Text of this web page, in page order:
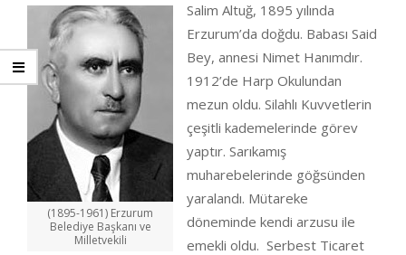
(1895-1961) Erzurum
Belediye Başkanı ve
Milletvekili
Salim Altuğ, 1895 yılında
Erzurum’da doğdu. Babası Said
Bey, annesi Nimet Hanımdır.
1912’de Harp Okulundan
mezun oldu. Silahlı Kuvvetlerin
çeşitli kademelerinde görev
yaptır. Sarıkamış
muharebelerinde göğsünden
yaralandı. Mütareke
döneminde kendi arzusu ile
emekli oldu. Serbest Ticaret